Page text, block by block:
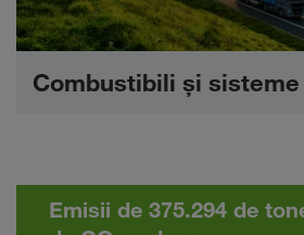
Emisii de 375.294 de